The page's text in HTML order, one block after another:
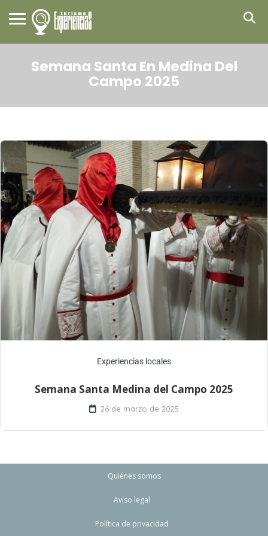
Semana Santa En Medina Del
Campo 2025
Experiencias locales
Semana Santa Medina del Campo 2025
26 de marzo de 2025
Quiénes somos
Aviso legal
Política de privacidad